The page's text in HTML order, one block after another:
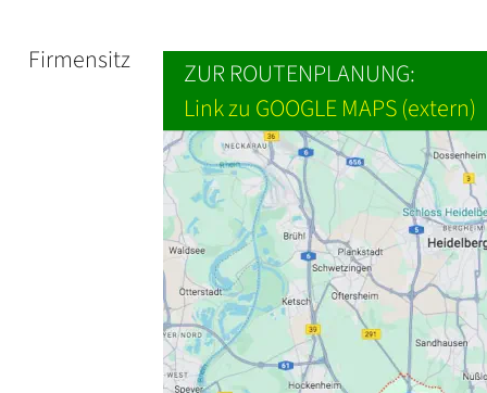
Firmensitz
ZUR ROUTENPLANUNG:
Link zu GOOGLE MAPS (extern)